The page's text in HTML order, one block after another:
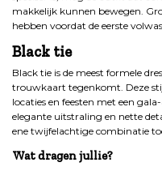
makkelijk kunnen bewegen.
hebben voordat de eerste
Black tie
Black tie is de meest formele
trouwkaart tegenkomt. Deze
locaties en feesten met een
elegante uitstraling en nette
ene twijfelachtige combinatie
Wat dragen jullie?